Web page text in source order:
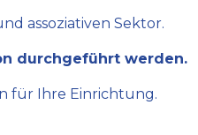
assoziativen Sektor.
durchgeführt werden.
für Ihre Einrichtung.